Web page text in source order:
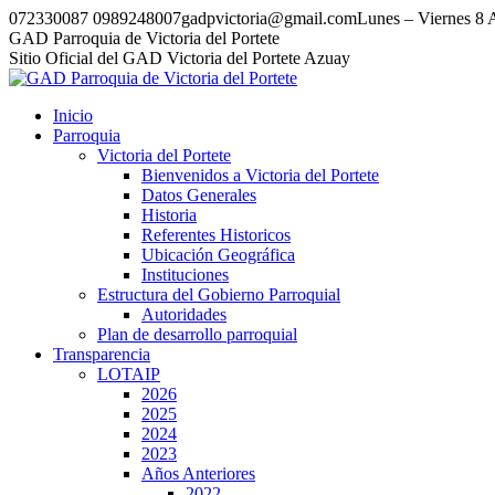
Saltar
al
contenido
072330087 0989248007gadpvictoria@gmail.comLunes – Viernes 8
Facebook
Instagram
Tumblr
GAD Parroquia de Victoria del Portete
Sitio Oficial del GAD Victoria del Portete Azuay
Inicio
Parroquia
Victoria del Portete
Bienvenidos a Victoria del Portete
Datos Generales
Historia
Referentes Historicos
Ubicación Geográfica
Instituciones
Estructura del Gobierno Parroquial
Autoridades
Plan de desarrollo parroquial
Transparencia
LOTAIP
2026
2025
2024
2023
Años Anteriores